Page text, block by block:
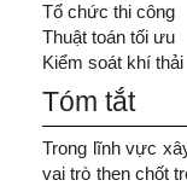
Tổ chức thi công
Thuật toán tối ưu
Kiểm soát khí thải
Tóm tắt
Trong lĩnh vực
vai trò then chốt